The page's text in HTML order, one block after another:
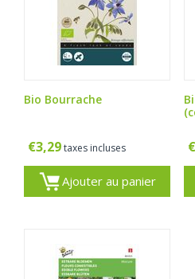
Bio Bourrache
€3,29taxes incluses
Ajouter au panier
€